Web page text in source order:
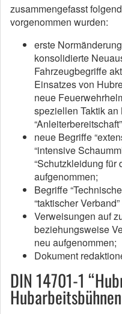
zusammengefasst
vorgenommen wurden:
erste
konsolidierte
Fahrzeugbegriffe
Einsatzes von
neue
speziellen Taktik
neue Begriffe
“intensive
“Schutzkleidung für
aufgenommen;
Begriffe
“taktischer
Verweisungen auf
beziehungsweise
neu aufgenommen;
Dokument
DIN 14701-1